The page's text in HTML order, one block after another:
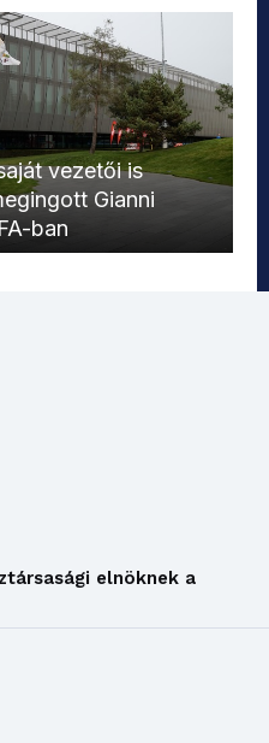
vezetői is
Gianni
ban
elnöknek a